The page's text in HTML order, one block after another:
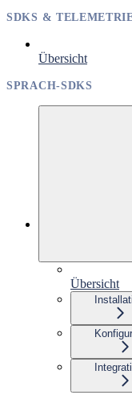
SDKS &
Übersicht
SPRACH-SDKS
Übersicht